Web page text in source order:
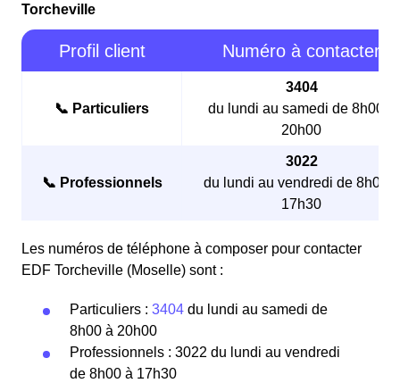
Torcheville
Profil client Numéro à contacter
📞 Particuliers
3404
du lundi au samedi de 8h00 à
20h00
📞 Professionnels
3022
du lundi au vendredi de 8h00 à
17h30
Les numéros de téléphone à composer pour contacter
EDF Torcheville (Moselle) sont :
Particuliers : 3404 du lundi au samedi de
8h00 à 20h00
Professionnels : 3022 du lundi au vendredi
de 8h00 à 17h30